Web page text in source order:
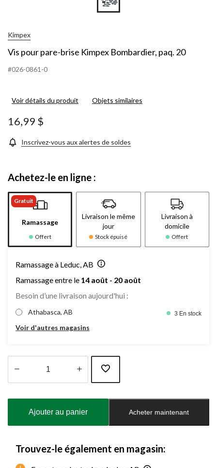
Kimpex
Vis pour pare-brise Kimpex Bombardier, paq. 20
#026-0861-0
Voir détails du produit Objets similaires
16,99 $
Inscrivez-vous aux alertes de soldes
Achetez-le en ligne :
Gratuit
Ramassage
Offert
Livraison le même
jour
Stock épuisé
Livraison à
domicile
Offert
Ramassage à Leduc, AB
Ramassage entre le 14 août - 20 août
Besoin d’une livraison aujourd'hui :
Athabasca, AB 3 En stock
Voir d'autres magasins
à
Ajouter au panier Acheter maintenant
Trouvez-le également en magasin: